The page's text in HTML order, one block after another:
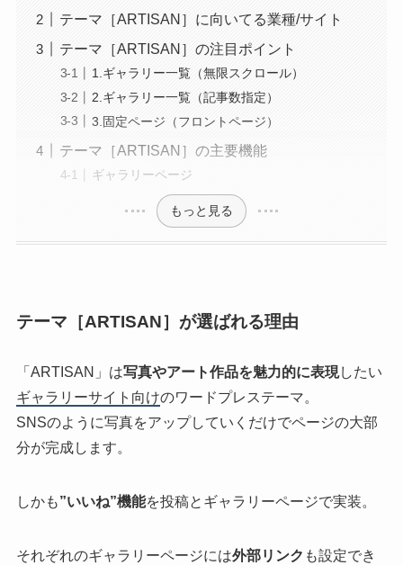
テーマ［ARTISAN］に向いてる業種/サイト
テーマ［ARTISAN］の注目ポイント
1.ギャラリー一覧（無限スクロール）
2.ギャラリー一覧（記事数指定）
3.固定ページ（フロントページ）
テーマ［ARTISAN］の主要機能
ギャラリーページ
もっと見る
テーマ［ARTISAN］が選ばれる理由
「ARTISAN」は写真やアート作品を魅力的に表現したい
ギャラリーサイト向けのワードプレステーマ。
SNSのように写真をアップしていくだけでページの大部
分が完成します。
しかも”いいね”機能を投稿とギャラリーページで実装。
それぞれのギャラリーページには外部リンク も設定でき